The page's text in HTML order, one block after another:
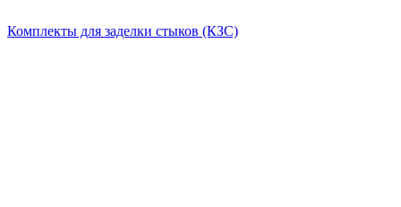
Комплекты для заделки стыков (КЗС)